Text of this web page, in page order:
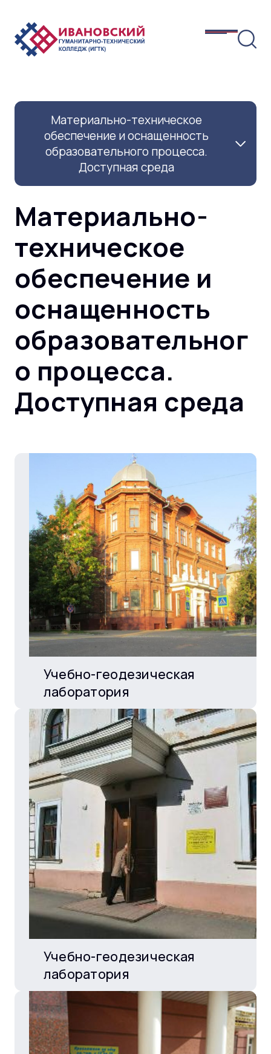
Материально-техническое
обеспечение и оснащенность
образовательного процесса.
Доступная среда
Материально-
техническое
обеспечение и
оснащенность
образовательног
о процесса.
Доступная среда
Учебно-геодезическая
лаборатория
Учебно-геодезическая
лаборатория